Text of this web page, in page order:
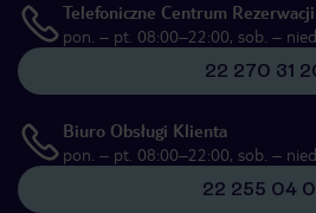
Telefoniczne Centrum Rezerwacji
pon. – pt. 08:00–22:00, sob. –
22 270 31
Biuro Obsługi Klienta
pon. – pt. 08:00–22:00, sob. –
22 255 04